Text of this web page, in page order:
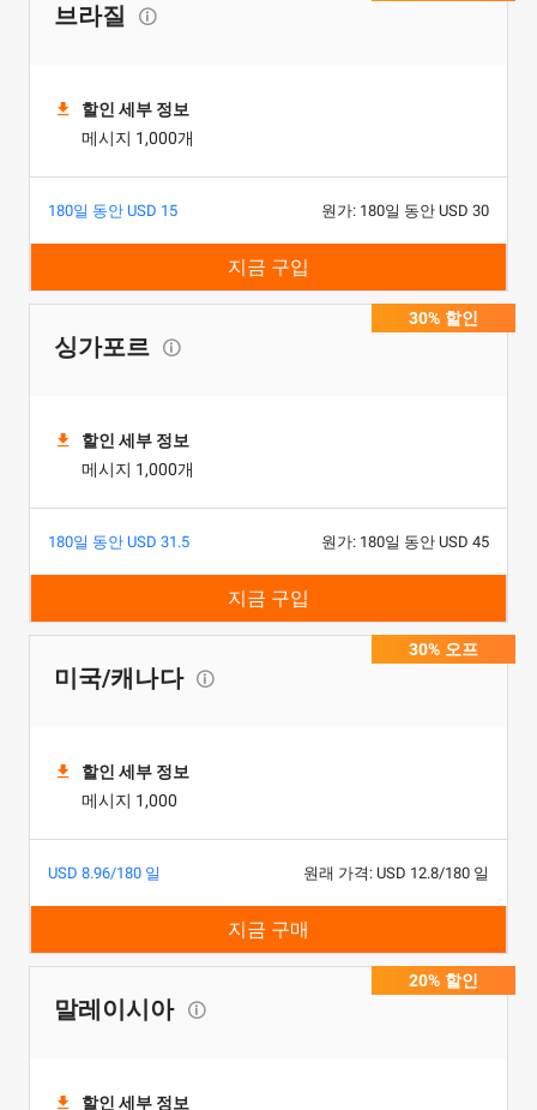
브라질
할인 세부 정보
메시지 1,000개
180일 동안 USD 15 원가: 180일 동안 USD 30
지금 구입
30% 할인
싱가포르
할인 세부 정보
메시지 1,000개
180일 동안 USD 31.5 원가: 180일 동안 USD 45
지금 구입
30% 오프
미국/캐나다
할인 세부 정보
메시지 1,000
USD 8.96/180 일 원래 가격: USD 12.8/180 일
지금 구매
20% 할인
말레이시아
할인 세부 정보